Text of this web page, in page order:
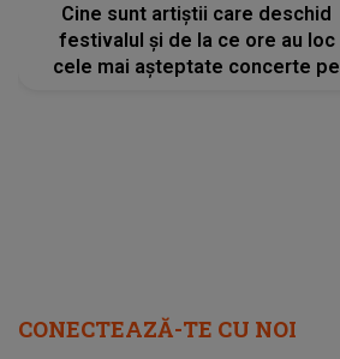
Cine sunt artiștii care deschid
festivalul și de la ce ore au loc
cele mai așteptate concerte pe
CONECTEAZĂ-TE CU NOI